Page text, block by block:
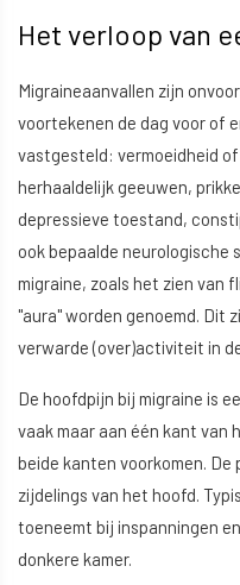
Het verloop van
Migraineaanvallen zijn
voortekenen de dag voor of
vastgesteld: vermoeidheid
herhaaldelijk geeuwen,
depressieve toestand,
ook bepaalde neurologische
migraine, zoals het zien van
"aura" worden genoemd. Dit
verwarde (over)activiteit in
De hoofdpijn bij migraine is
vaak maar aan één kant van
beide kanten voorkomen.
zijdelings van het hoofd.
toeneemt bij inspanningen
donkere kamer.